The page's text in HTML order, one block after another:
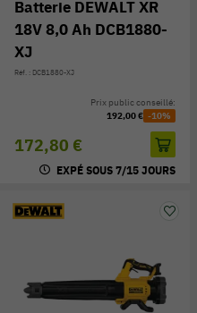
Batterie DEWALT XR
18V 8,0 Ah DCB1880-
XJ
Réf. : DCB1880-XJ
172,80 €
Prix public conseillé:
192,00 € -10%
EXPÉ SOUS 7/15 JOURS